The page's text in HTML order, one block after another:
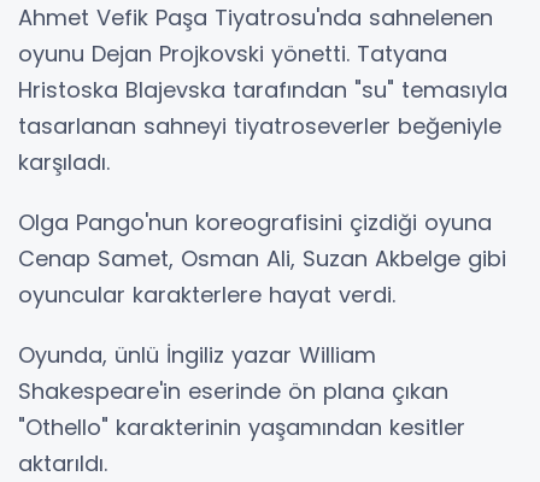
Ahmet Vefik Paşa Tiyatrosu'nda sahnelenen
oyunu Dejan Projkovski yönetti. Tatyana
Hristoska Blajevska tarafından "su" temasıyla
tasarlanan sahneyi tiyatroseverler beğeniyle
karşıladı.
Olga Pango'nun koreografisini çizdiği oyuna
Cenap Samet, Osman Ali, Suzan Akbelge gibi
oyuncular karakterlere hayat verdi.
Oyunda, ünlü İngiliz yazar William
Shakespeare'in eserinde ön plana çıkan
"Othello" karakterinin yaşamından kesitler
aktarıldı.